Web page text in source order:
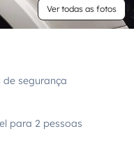
Ver todas as fotos
segurança
para 2 pessoas